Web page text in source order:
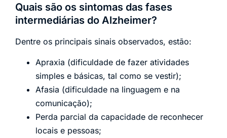
Quais são os sintomas das fases
intermediárias do Alzheimer?
Dentre os principais sinais observados, estão:
Apraxia (dificuldade de fazer atividades
simples e básicas, tal como se vestir);
Afasia (dificuldade na linguagem e na
comunicação);
Perda parcial da capacidade de reconhecer
locais e pessoas;